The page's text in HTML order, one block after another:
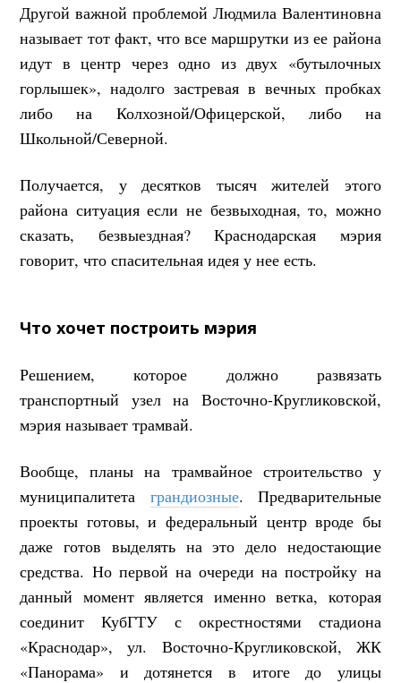
Другой важной проблемой Людмила Валентиновна
называет тот факт, что все маршрутки из ее района
идут в центр через одно из двух «бутылочных
горлышек», надолго застревая в вечных пробках
либо на Колхозной/Офицерской, либо на
Школьной/Северной.
Получается, у десятков тысяч жителей этого
района ситуация если не безвыходная, то, можно
сказать, безвыездная? Краснодарская мэрия
говорит, что спасительная идея у нее есть.
Что хочет построить мэрия
Решением, которое должно развязать
транспортный узел на Восточно-Кругликовской,
мэрия называет трамвай.
Вообще, планы на трамвайное строительство у
муниципалитета грандиозные. Предварительные
проекты готовы, и федеральный центр вроде бы
даже готов выделять на это дело недостающие
средства. Но первой на очереди на постройку на
данный момент является именно ветка, которая
соединит КубГТУ с окрестностями стадиона
«Краснодар», ул. Восточно-Кругликовской, ЖК
«Панорама» и дотянется в итоге до улицы